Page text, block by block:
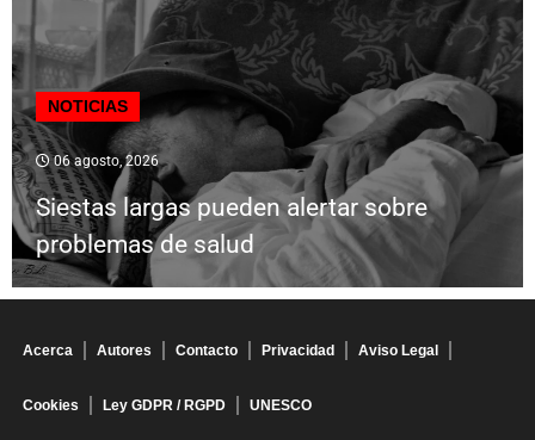
NOTICIAS
06 agosto, 2026
Siestas largas pueden alertar sobre
problemas de salud
Acerca Autores Contacto Privacidad Aviso Legal
Cookies Ley GDPR / RGPD UNESCO